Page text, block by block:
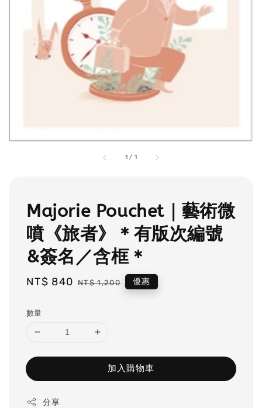
1 / 1
Majorie Pouchet｜藝術微
噴《旅者》＊有版次編號
&簽名／含框＊
Sale
NT$ 840 Regular
NT$ 1,200 優惠
數量
加入購物車
分享